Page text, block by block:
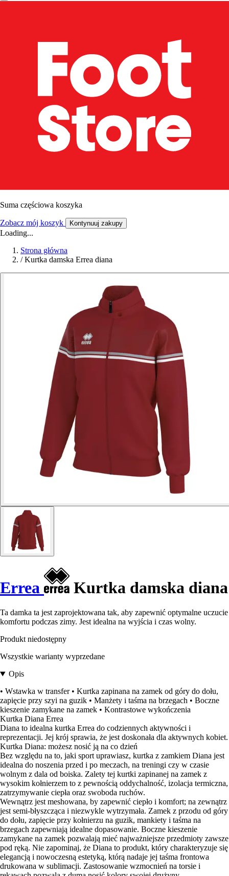
Suma częściowa koszyka
Zobacz mój koszyk Kontynuuj zakupy
Loading...
Strona główna
/ Kurtka damska Errea diana
Errea Kurtka damska diana
Ta damka ta jest zaprojektowana tak, aby zapewnić optymalne uczucie
komfortu podczas zimy. Jest idealna na wyjścia i czas wolny.
Produkt niedostępny
Wszystkie warianty wyprzedane
Opis
• Wstawka w transfer • Kurtka zapinana na zamek od góry do dołu,
zapięcie przy szyi na guzik • Manżety i taśma na brzegach • Boczne
kieszenie zamykane na zamek • Kontrastowe wykończenia
Kurtka Diana Errea
Diana to idealna kurtka Errea do codziennych aktywności i
reprezentacji. Jej krój sprawia, że jest doskonała dla aktywnych kobiet.
Kurtka Diana: możesz nosić ją na co dzień
Bez względu na to, jaki sport uprawiasz, kurtka z zamkiem Diana jest
idealna do noszenia przed i po meczach, na treningi czy w czasie
wolnym z dala od boiska. Zalety tej kurtki zapinanej na zamek z
wysokim kołnierzem to z pewnością oddychalność, izolacja termiczna,
zatrzymywanie ciepła oraz swoboda ruchów.
Wewnątrz jest meshowana, by zapewnić ciepło i komfort; na zewnątrz
jest semi-błyszcząca i niezwykle wytrzymała. Zamek z przodu od góry
do dołu, zapięcie przy kołnierzu na guzik, mankiety i taśma na
brzegach zapewniają idealne dopasowanie. Boczne kieszenie
zamykane na zamek pozwalają mieć najważniejsze przedmioty zawsze
pod ręką. Nie zapominaj, że Diana to produkt, który charakteryzuje się
elegancją i nowoczesną estetyką, którą nadaje jej taśma frontowa
drukowana w sublimacji. Zastosowanie wzmocnień na torsie i